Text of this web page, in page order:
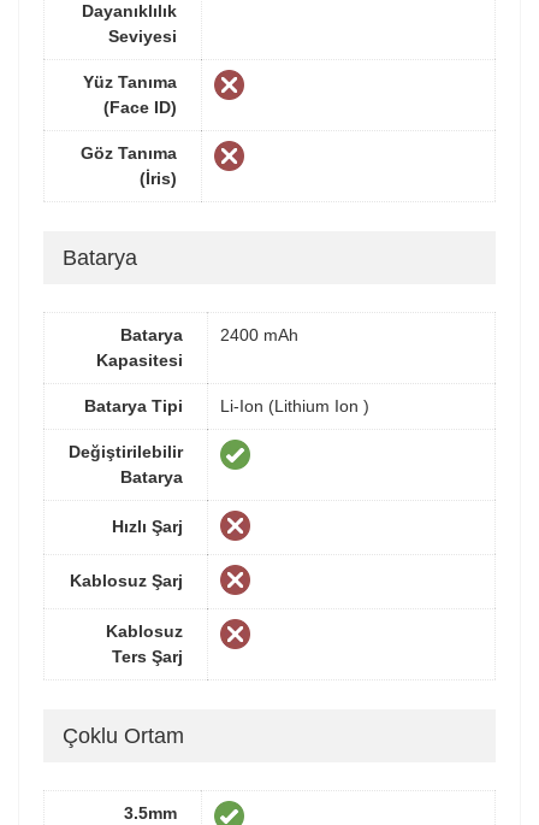
Dayanıklılık
Seviyesi
Yüz Tanıma
(Face ID)
Göz Tanıma
(İris)
Batarya
Batarya
Kapasitesi
2400 mAh
Batarya Tipi Li-Ion (Lithium Ion )
Değiştirilebilir
Batarya
Hızlı Şarj
Kablosuz Şarj
Kablosuz
Ters Şarj
Çoklu Ortam
3.5mm